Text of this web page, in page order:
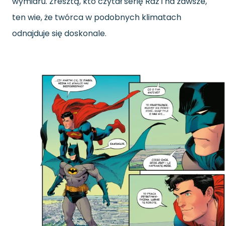
ten wie, że twórca w podobnych klimatach
odnajduje się doskonale.